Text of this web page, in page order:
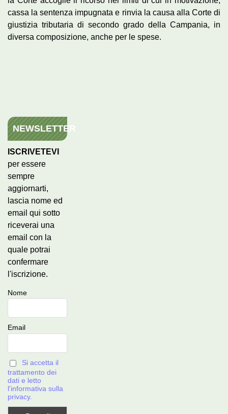
cassa la sentenza impugnata e rinvia la causa alla Corte di
giustizia tributaria di secondo grado della Campania, in
diversa composizione, anche per le spese.
NEWSLETTER
ISCRIVETEVI
per essere
sempre
aggiornarti,
lascia nome ed
email qui sotto
riceverai una
email con la
quale potrai
confermare
l'iscrizione.
Nome
Email
Si accetta il
trattamento dei
dati e letto
l'informativa sulla
privacy.